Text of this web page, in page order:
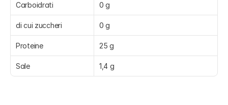
Carboidrati 0 g
di cui zuccheri 0 g
Proteine 25 g
Sale 1,4 g